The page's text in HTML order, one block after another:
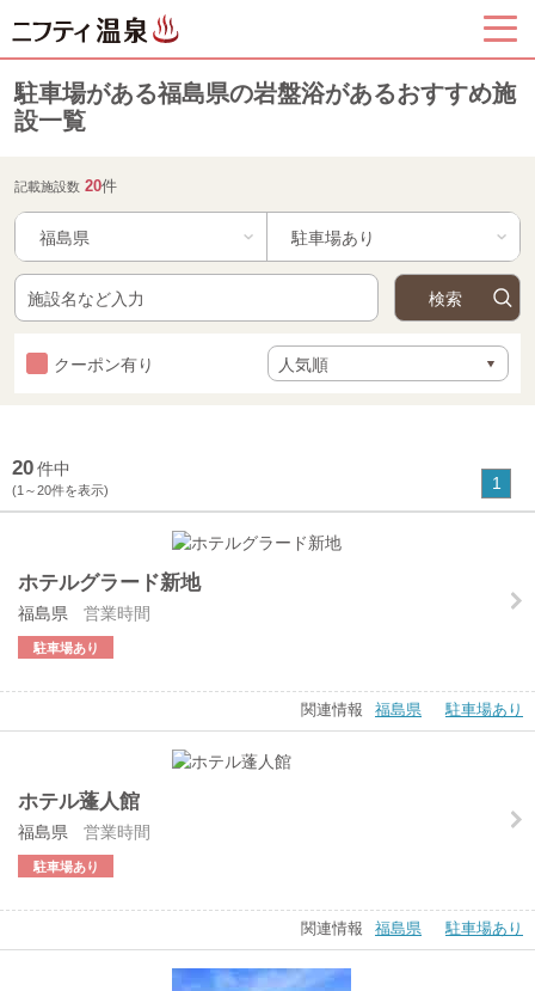
駐車場がある福島県の岩盤浴があるおすすめ施
設一覧
記載施設数 20件
福島県
クーポン有り
20件中
(1～20件を表示) 1
ホテルグラード新地
福島県 営業時間
駐車場あり
関連情報 福島県 駐車場あり
ホテル蓬人館
福島県 営業時間
駐車場あり
関連情報 福島県 駐車場あり